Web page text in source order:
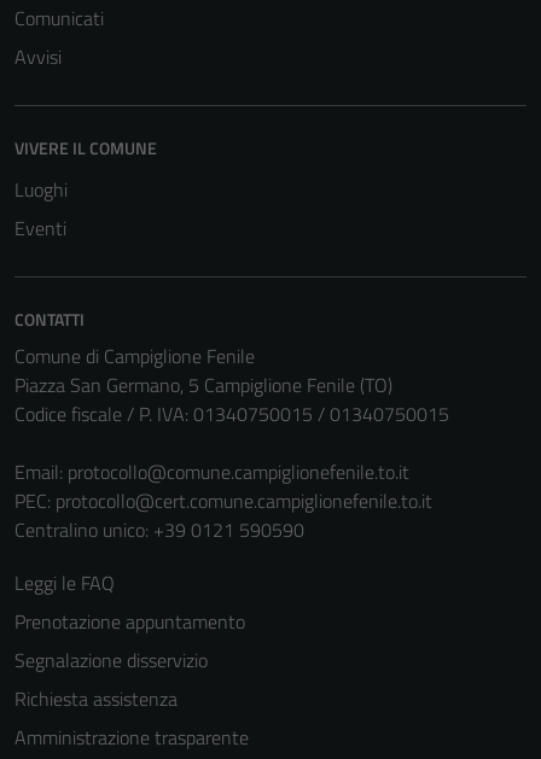
Comunicati
Avvisi
VIVERE IL COMUNE
Luoghi
Eventi
CONTATTI
Comune di Campiglione Fenile
Piazza San Germano, 5 Campiglione Fenile (TO)
Codice fiscale / P. IVA: 01340750015 / 01340750015
Email: protocollo@comune.campiglionefenile.to.it
PEC: protocollo@cert.comune.campiglionefenile.to.it
Centralino unico: +39 0121 590590
Leggi le FAQ
Prenotazione appuntamento
Segnalazione disservizio
Richiesta assistenza
Amministrazione trasparente